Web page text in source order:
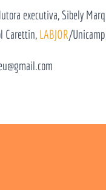
executiva, Sibely
Carettin, LABJOR/